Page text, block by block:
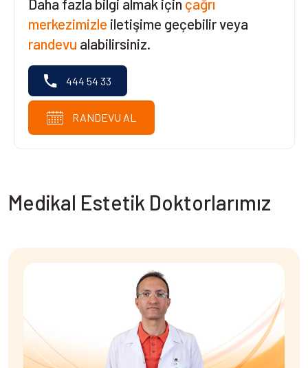
Daha fazla bilgi almak için çağrı
merkezimizle iletişime geçebilir veya
randevu alabilirsiniz.
444 54 33
RANDEVU AL
Medikal Estetik Doktorlarımız